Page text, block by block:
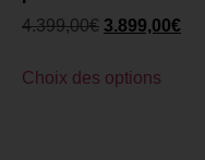
4.399,00€ 3.899,00€
Choix des options